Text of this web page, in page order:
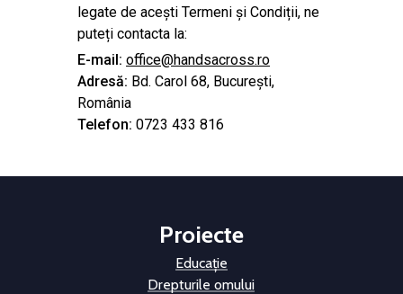
legate de acești Termeni și Condiții, ne
puteți contacta la:
E-mail: office@handsacross.ro
Adresă: Bd. Carol 68, București,
România
Telefon: 0723 433 816
Proiecte
Educație
Drepturile omului